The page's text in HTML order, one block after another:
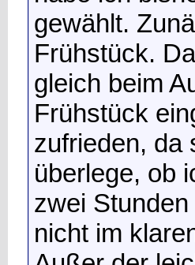
gewählt.
Frühstück.
gleich beim
Frühstück
zufrieden, da
überlege, ob
zwei
nicht im